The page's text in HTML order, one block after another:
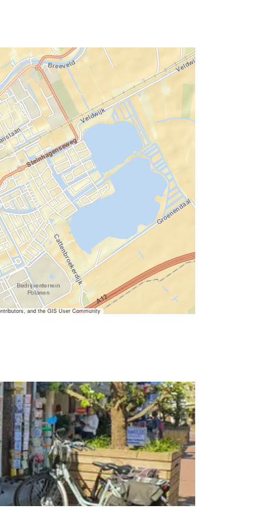
and the GIS User Community